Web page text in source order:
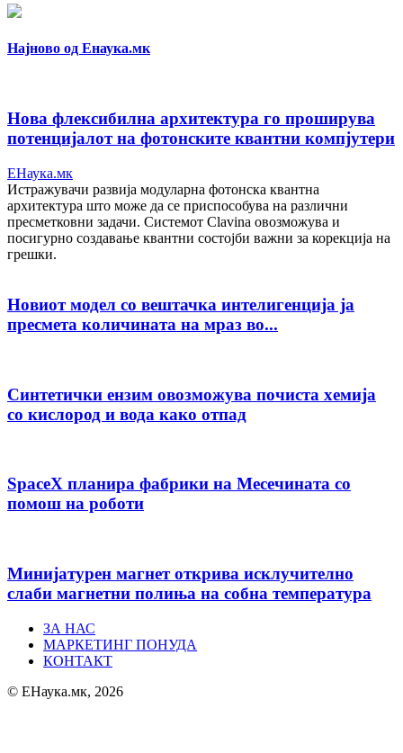
Најново од Енаука.мк
Нова флексибилна архитектура го проширува
потенцијалот на фотонските квантни компјутери
ЕНаука.мк
Истражувачи развија модуларна фотонска квантна
архитектура што може да се приспособува на различни
пресметковни задачи. Системот Clavina овозможува и
посигурно создавање квантни состојби важни за корекција на
грешки.
Новиот модел со вештачка интелигенција ја
пресмета количината на мраз во...
Синтетички ензим овозможува почиста хемија
со кислород и вода како отпад
SpaceX планира фабрики на Месечината со
помош на роботи
Минијатурен магнет открива исклучително
слаби магнетни полиња на собна температура
ЗА НАС
МАРКЕТИНГ ПОНУДА
КОНТАКТ
© ЕНаука.мк, 2026